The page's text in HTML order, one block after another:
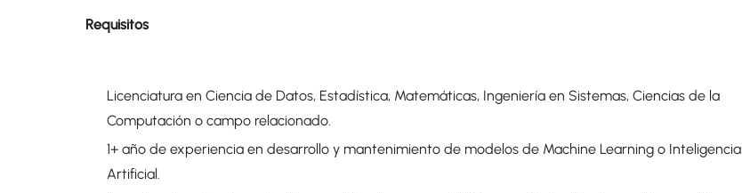
Requisitos
Licenciatura en Ciencia de Datos, Estadística, Matemáticas, Ingeniería en Sistemas, Ciencias de la
Computación o campo relacionado.
1+ año de experiencia en desarrollo y mantenimiento de modelos de Machine Learning o Inteligencia
Artificial.